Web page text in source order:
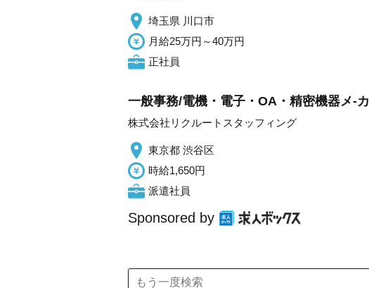
埼玉県 川口市
月給25万円～40万円
正社員
一般事務/電機・電子・OA・精密機器メ-カ
株式会社リクルートスタッフィング
東京都 渋谷区
時給1,650円
派遣社員
Sponsored by